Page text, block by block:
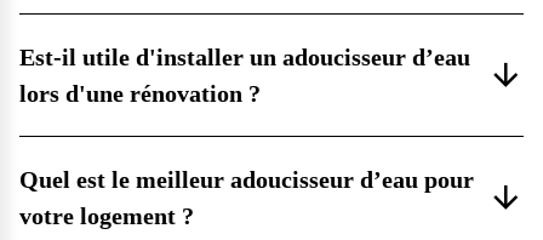
Est-il utile d'installer un adoucisseur d’eau
lors d'une rénovation ?
Quel est le meilleur adoucisseur d’eau pour
votre logement ?